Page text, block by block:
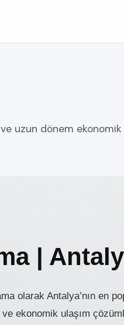
uzun dönem
|
olarak Antalya’nın en
ekonomik ulaşım